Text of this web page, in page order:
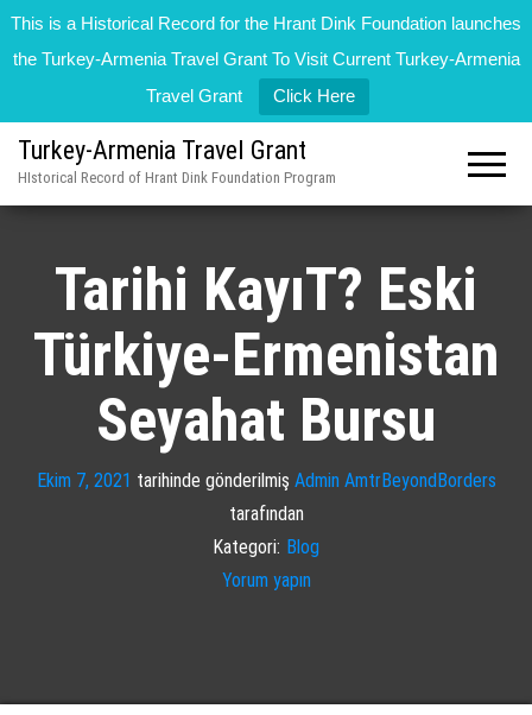
This is a Historical Record for the Hrant Dink Foundation launches
the Turkey-Armenia Travel Grant To Visit Current Turkey-Armenia
Travel Grant
Click Here
Turkey-Armenia Travel Grant
HIstorical Record of Hrant Dink Foundation Program
Tarihi KayıT? Eski
Türkiye-Ermenistan
Seyahat Bursu
Ekim 7, 2021 tarihinde gönderilmiş Admin AmtrBeyondBorders
tarafından
Kategori: Blog
Yorum yapın